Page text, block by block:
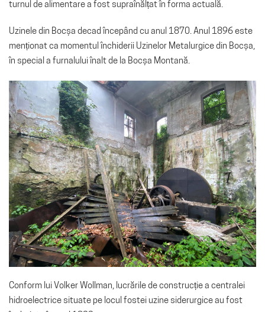
turnul de alimentare a fost supraînălțat în forma actuală.
Uzinele din Bocșa decad începând cu anul 1870. Anul 1896 este
menționat ca momentul închiderii Uzinelor Metalurgice din Bocșa,
în special a furnalului înalt de la Bocșa Montană.
Conform lui Volker Wollman, lucrările de construcție a centralei
hidroelectrice situate pe locul fostei uzine siderurgice au fost